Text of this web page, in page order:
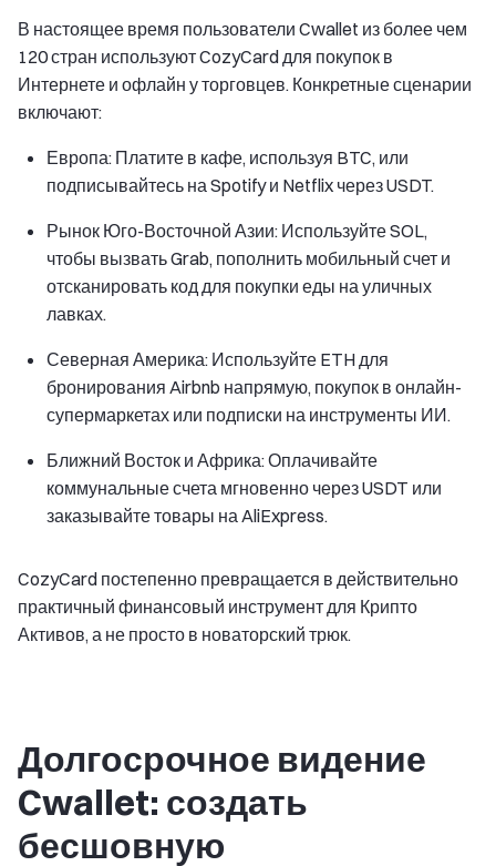
В настоящее время пользователи Cwallet из более чем
120 стран используют CozyCard для покупок в
Интернете и офлайн у торговцев. Конкретные сценарии
включают:
Европа: Платите в кафе, используя BTC, или
подписывайтесь на Spotify и Netflix через USDT.
Рынок Юго-Восточной Азии: Используйте SOL,
чтобы вызвать Grab, пополнить мобильный счет и
отсканировать код для покупки еды на уличных
лавках.
Северная Америка: Используйте ETH для
бронирования Airbnb напрямую, покупок в онлайн-
супермаркетах или подписки на инструменты ИИ.
Ближний Восток и Африка: Оплачивайте
коммунальные счета мгновенно через USDT или
заказывайте товары на AliExpress.
CozyCard постепенно превращается в действительно
практичный финансовый инструмент для Крипто
Активов, а не просто в новаторский трюк.
Долгосрочное видение
Cwallet: создать
бесшовную